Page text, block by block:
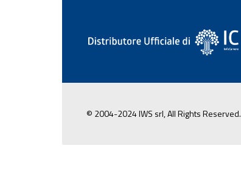
© 2004-2024 IWS srl, All Rights Reserved.